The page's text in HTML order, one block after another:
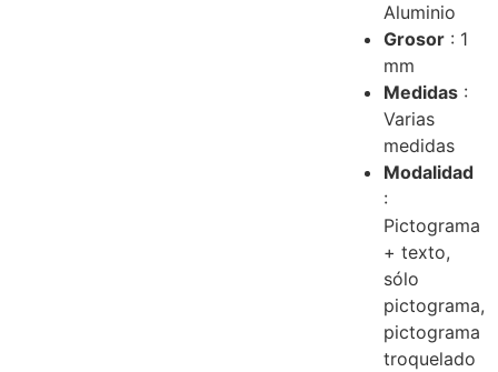
Aluminio
Grosor : 1
mm
Medidas :
Varias
medidas
Modalidad
:
Pictograma
+ texto,
sólo
pictograma,
pictograma
troquelado